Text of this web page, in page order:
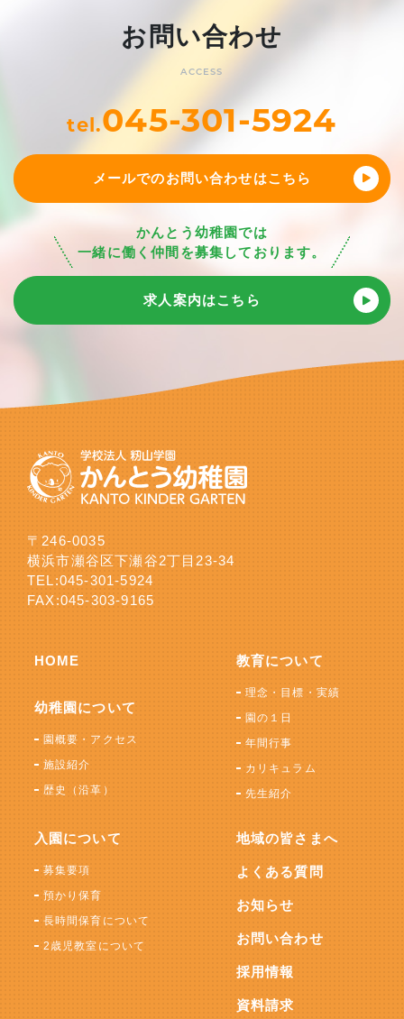
お問い合わせ
ACCESS
tel.045-301-5924
メールでのお問い合わせはこちら
かんとう幼稚園では
一緒に働く仲間を募集しております。
求人案内はこちら
〒246-0035
横浜市瀬谷区下瀬谷2丁目23-34
TEL:045-301-5924
FAX:045-303-9165
HOME
幼稚園について
園概要・アクセス
施設紹介
歴史（沿革）
教育について
理念・目標・実績
園の１日
年間行事
カリキュラム
先生紹介
入園について
募集要項
預かり保育
長時間保育について
2歳児教室について
地域の皆さまへ
よくある質問
お知らせ
お問い合わせ
採用情報
資料請求